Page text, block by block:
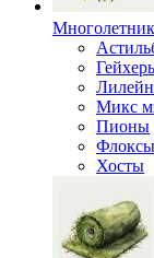
Микс
Пионы
Флоксы
Хосты